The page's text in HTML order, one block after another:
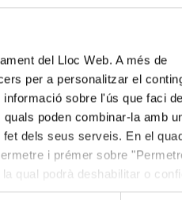
del Lloc Web. A més de
per a personalitzar el
sobre l'ús que faci
poden combinar-la amb
dels seus serveis. En el
i prémer sobre
la qual podrà deshabilitar o
EXPOSICIÓ
Ricard